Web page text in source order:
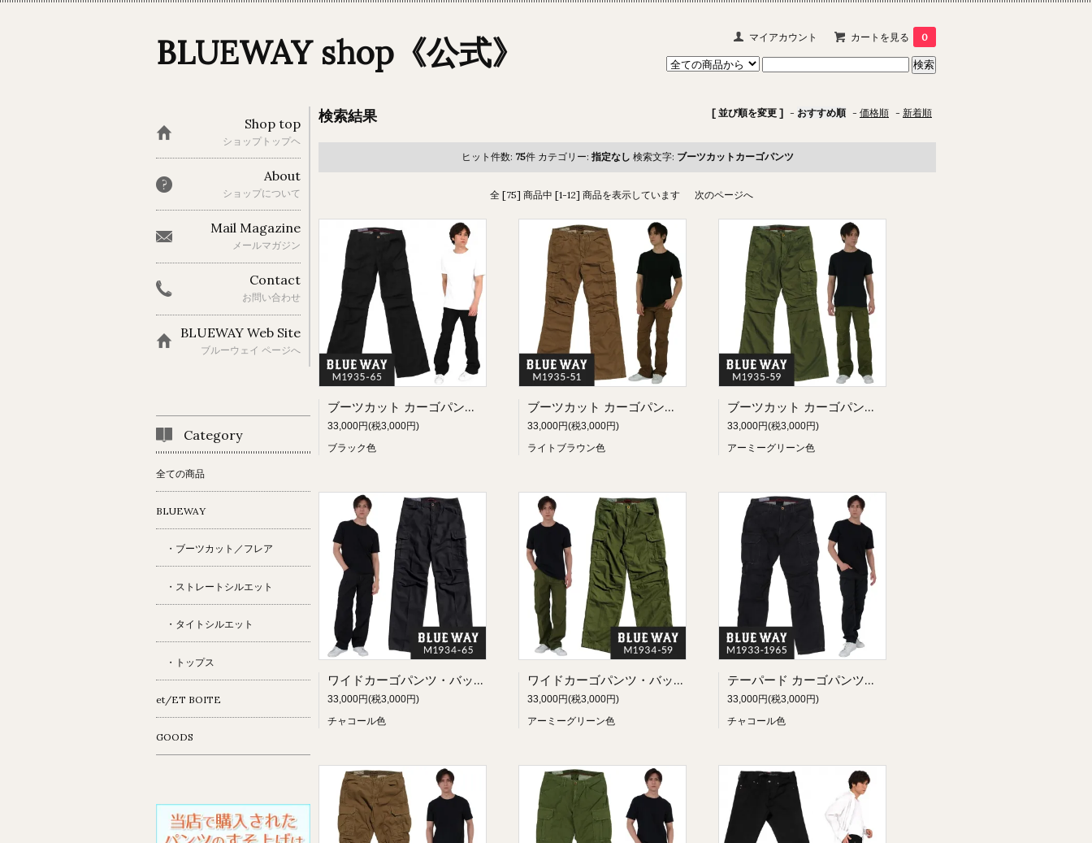
マイアカウント カートを見る 0
BLUEWAY shop《公式》
[ 並び順を変更 ] - おすすめ順 - 価格順 - 新着順
検索結果
ヒット件数: 75件 カテゴリー: 指定なし 検索文字: ブーツカットカーゴパンツ
全 [75] 商品中 [1-12] 商品を表示しています 次のページへ
ブーツカット カーゴパンツ・バックサテン（ブラック）:BLUEWAY M1935-65
33,000円(税3,000円)
ブラック色
ブーツカット カーゴパンツ・バックサテン（ライトブラウン）:BLUEWAY M1935-51
33,000円(税3,000円)
ライトブラウン色
ブーツカット カーゴパンツ・バックサテン（アーミーグリーン）:BLUEWAY M1935-59
33,000円(税3,000円)
アーミーグリーン色
ワイドカーゴパンツ・バックサテン（ブラック）:BLUEWAY M1934-65
33,000円(税3,000円)
チャコール色
ワイドカーゴパンツ・バックサテン（アーミーグリーン）:BLUEWAY M1934-59
33,000円(税3,000円)
アーミーグリーン色
テーパード カーゴパンツ・バックサテン（チャコール）:BLUEWAY M1933-1965
33,000円(税3,000円)
チャコール色
Shop top
ショップトップヘ
About
ショップについて
Mail Magazine
メールマガジン
Contact
お問い合わせ
BLUEWAY Web Site
ブルーウェイ ページへ
Category
全ての商品
BLUEWAY
・ブーツカット／フレア
・ストレートシルエット
・タイトシルエット
・トップス
et/ET BOITE
GOODS